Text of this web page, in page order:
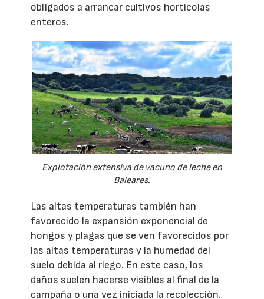
obligados a arrancar cultivos hortícolas
enteros.
Explotación extensiva de vacuno de leche en
Baleares.
Las altas temperaturas también han
favorecido la expansión exponencial de
hongos y plagas que se ven favorecidos por
las altas temperaturas y la humedad del
suelo debida al riego. En este caso, los
daños suelen hacerse visibles al final de la
campaña o una vez iniciada la recolección.